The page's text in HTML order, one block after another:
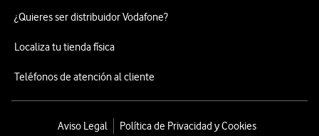
¿Quieres ser distribuidor Vodafone?
Localiza tu tienda física
Teléfonos de atención al cliente
Aviso Legal
Política de Privacidad y Cookies